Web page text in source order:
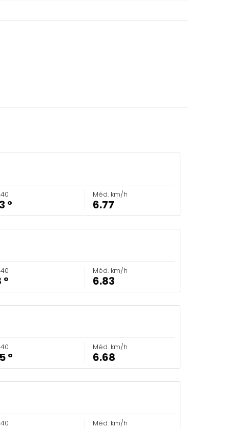
º
Méd. km/h
6.77
º
Méd. km/h
6.83
º
Méd. km/h
6.68
Méd. km/h